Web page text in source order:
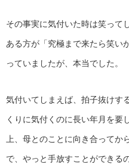
その事実に気付いた時は笑って
ある方が「究極まで来たら笑い
っていましたが、本当でした。
気付いてしまえば、拍子抜けす
くりに気付くのに長い年月を要
上、母とのことに向き合って
で、やっと手放すことができる